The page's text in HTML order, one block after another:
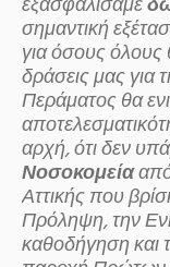
σημαντική
για όσους
δράσεις μας για
Περάματος θα
αρχή, ότι δεν
Νοσοκομείααπό
Αττικής που
Πρόληψη, την
καθοδήγηση και